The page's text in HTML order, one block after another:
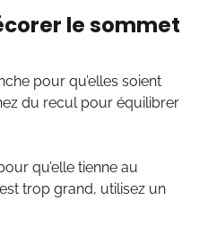
le sommet
pour qu’elles soient
du recul pour équilibrer
qu’elle tienne au
est trop grand, utilisez un